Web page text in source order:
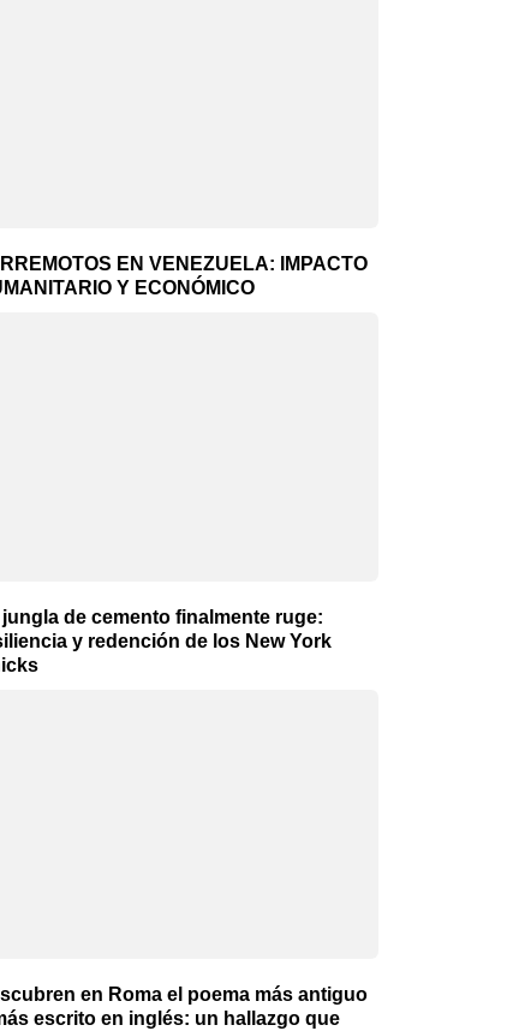
EN VENEZUELA: IMPACTO
Y ECONÓMICO
jungla de cemento finalmente ruge:
y redención de los New York
en Roma el poema más antiguo
escrito en inglés: un hallazgo que